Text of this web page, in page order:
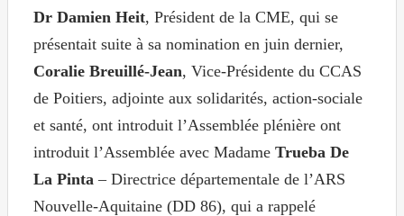
Dr Damien Heit, Président de la CME, qui se
présentait suite à sa nomination en juin dernier,
Coralie Breuillé-Jean, Vice-Présidente du CCAS
de Poitiers, adjointe aux solidarités, action-sociale
et santé, ont introduit l’Assemblée plénière ont
introduit l’Assemblée avec Madame Trueba De
La Pinta – Directrice départementale de l’ARS
Nouvelle-Aquitaine (DD 86), qui a rappelé